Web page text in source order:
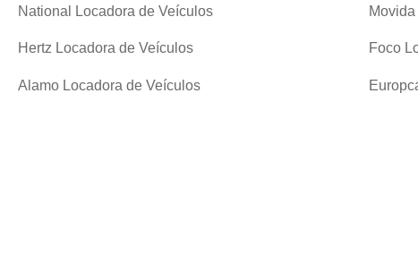
National Locadora de Veículos
Hertz Locadora de Veículos
Alamo Locadora de Veículos
Foco